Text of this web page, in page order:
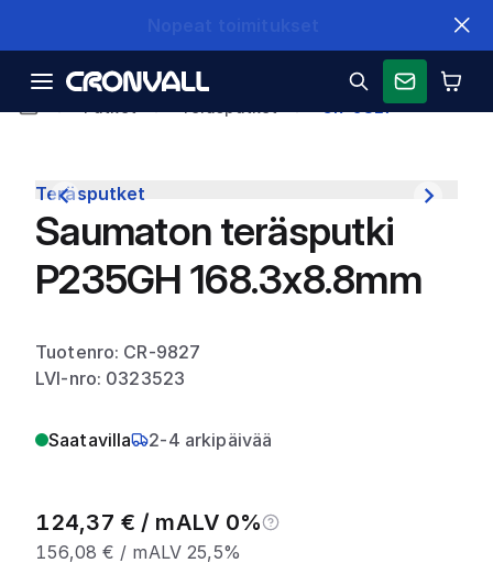
CR-9827
Teräsputket
Saumaton teräsputki
P235GH 168.3x8.8mm
Tuotenro: CR-9827
LVI-nro: 0323523
Saatavilla 2-4 arkipäivää
124,37 € / mALV 0%
156,08 € / mALV 25,5%